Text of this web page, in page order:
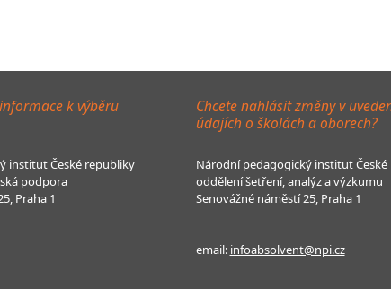
k výběru
institut České republiky
podpora
Praha 1
Chcete nahlásit změny v
údajích o školách a oborech?
Národní pedagogický institut
oddělení šetření, analýz a výzkumu
Senovážné náměstí 25, Praha 1
email: infoabsolvent@npi.cz